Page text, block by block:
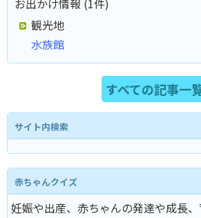
お出かけ情報 (1件)
観光地
水族館
すべての記事一
サイト内検索
赤ちゃんクイズ
妊娠や出産、赤ちゃんの発達や成長